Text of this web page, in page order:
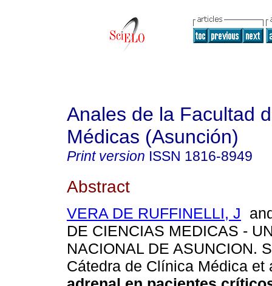
Anales de la Facultad
Médicas (Asunción)
Print version ISSN 1816-8949
Abstract
VERA DE RUFFINELLI, J
DE CIENCIAS MEDICAS -
NACIONAL DE ASUNCION.
Cátedra de Clínica Médica et